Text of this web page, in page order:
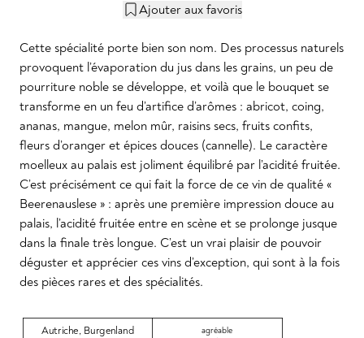
Ajouter aux favoris
Cette spécialité porte bien son nom. Des processus naturels
provoquent l’évaporation du jus dans les grains, un peu de
pourriture noble se développe, et voilà que le bouquet se
transforme en un feu d’artifice d’arômes : abricot, coing,
ananas, mangue, melon mûr, raisins secs, fruits confits,
fleurs d’oranger et épices douces (cannelle). Le caractère
moelleux au palais est joliment équilibré par l’acidité fruitée.
C’est précisément ce qui fait la force de ce vin de qualité «
Beerenauslese » : après une première impression douce au
palais, l’acidité fruitée entre en scène et se prolonge jusque
dans la finale très longue. C’est un vrai plaisir de pouvoir
déguster et apprécier ces vins d’exception, qui sont à la fois
des pièces rares et des spécialités.
Autriche, Burgenland agréable